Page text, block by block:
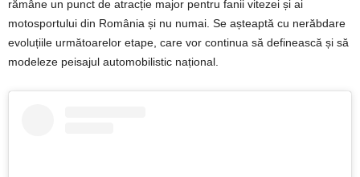
rămâne un punct de atracție major pentru fanii vitezei și ai
motosportului din România și nu numai. Se așteaptă cu nerăbdare
evoluțiile următoarelor etape, care vor continua să definească și să
modeleze peisajul automobilistic național.